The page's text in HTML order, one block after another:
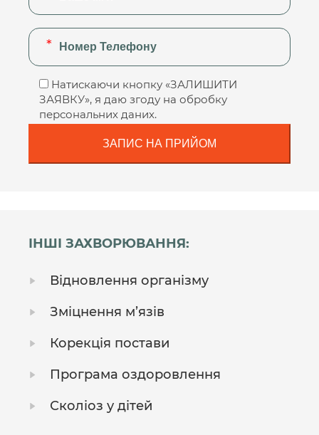
Натискаючи кнопку «ЗАЛИШИТИ
ЗАЯВКУ», я даю згоду на обробку
персональних даних.
ІНШІ ЗАХВОРЮВАННЯ:
Відновлення організму
Зміцнення м’язів
Корекція постави
Програма оздоровлення
Сколіоз у дітей